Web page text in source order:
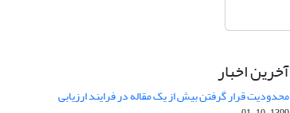
آخرین اخبار
محدودیت قرار گرفتن بیش از یک مقاله در فرایند ارزیابی